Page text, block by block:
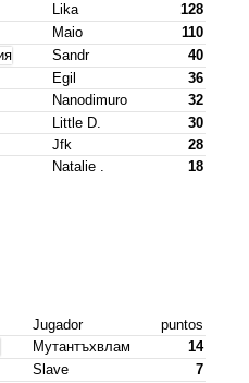
Lika
128
Maio
110
Sandr
40
Egil
36
Nanodimuro
32
Little D.
30
Jfk
28
Natalie . 18
Jugador
puntos
Мутантъхвлам
14
Slave
7